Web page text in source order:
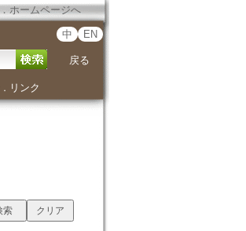
． ホームページへ
中 EN
戻る
． リンク